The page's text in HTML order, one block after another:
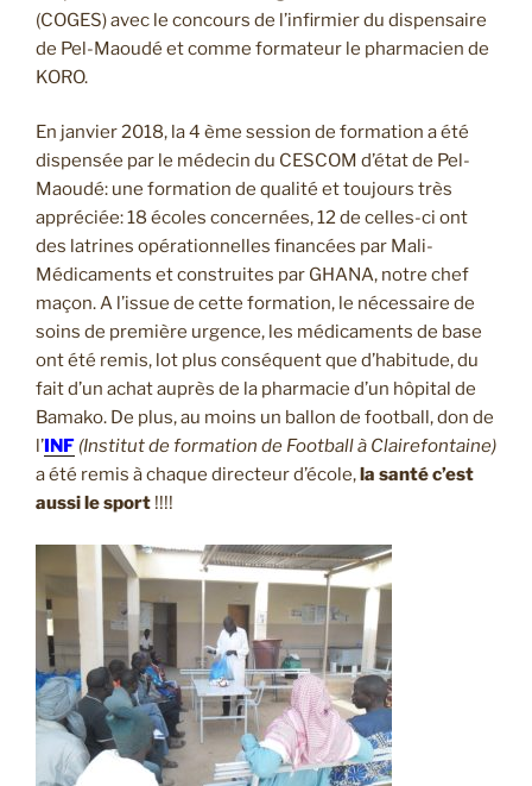
(COGES) avec le concours de l’infirmier du dispensaire
de Pel-Maoudé et comme formateur le pharmacien de
KORO.
En janvier 2018, la 4 ème session de formation a été
dispensée par le médecin du CESCOM d’état de Pel-
Maoudé: une formation de qualité et toujours très
appréciée: 18 écoles concernées, 12 de celles-ci ont
des latrines opérationnelles financées par Mali-
Médicaments et construites par GHANA, notre chef
maçon. A l’issue de cette formation, le nécessaire de
soins de première urgence, les médicaments de base
ont été remis, lot plus conséquent que d’habitude, du
fait d’un achat auprès de la pharmacie d’un hôpital de
Bamako. De plus, au moins un ballon de football, don de
l’INF (Institut de formation de Football à Clairefontaine)
a été remis à chaque directeur d’école,la santé c’est
aussi le sport !!!!